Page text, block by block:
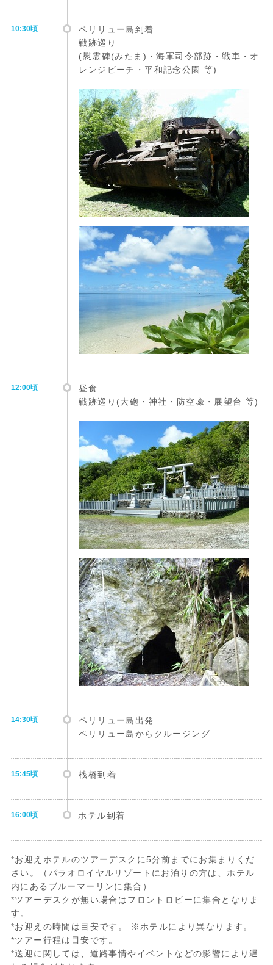
10:30頃
ペリリュー島到着
戦跡巡り
(慰霊碑(みたま)・海軍司令部跡・戦車・オ
レンジビーチ・平和記念公園 等)
12:00頃
昼食
戦跡巡り(大砲・神社・防空壕・展望台 等)
14:30頃
ペリリュー島出発
ペリリュー島からクルージング
15:45頃 桟橋到着
16:00頃 ホテル到着
*お迎えホテルのツアーデスクに5分前までにお集まりくだ
さい。（パラオロイヤルリゾートにお泊りの方は、ホテル
内にあるブルーマーリンに集合）
*ツアーデスクが無い場合はフロントロビーに集合となりま
す。
*お迎えの時間は目安です。 ※ホテルにより異なります。
*ツアー行程は目安です。
*送迎に関しては、道路事情やイベントなどの影響により遅